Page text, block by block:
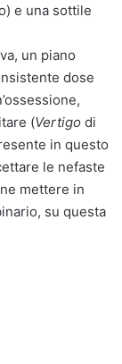
e una sottile
un piano
dose
(Vertigo di
in questo
le nefaste
mettere in
su questa